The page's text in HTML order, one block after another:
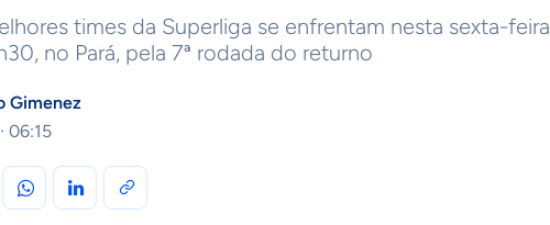
times da Superliga se enfrentam nesta sexta-feira
no Pará, pela 7ª rodada do returno
Gimenez
06:15